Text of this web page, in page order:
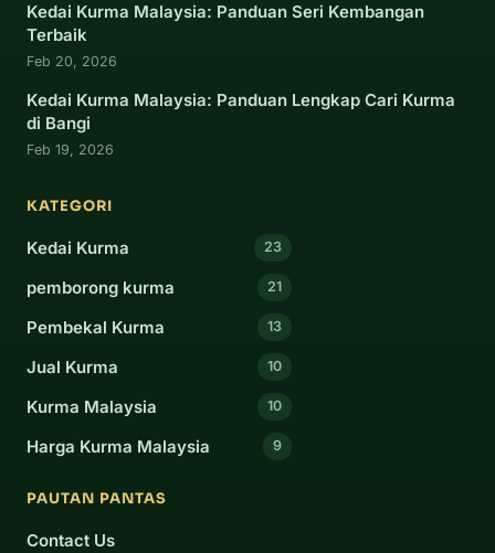
Kedai Kurma Malaysia: Panduan Seri Kembangan
Terbaik
Feb 20, 2026
Kedai Kurma Malaysia: Panduan Lengkap Cari Kurma
di Bangi
Feb 19, 2026
KATEGORI
Kedai Kurma 23
pemborong kurma 21
Pembekal Kurma 13
Jual Kurma 10
Kurma Malaysia 10
Harga Kurma Malaysia 9
PAUTAN PANTAS
Contact Us